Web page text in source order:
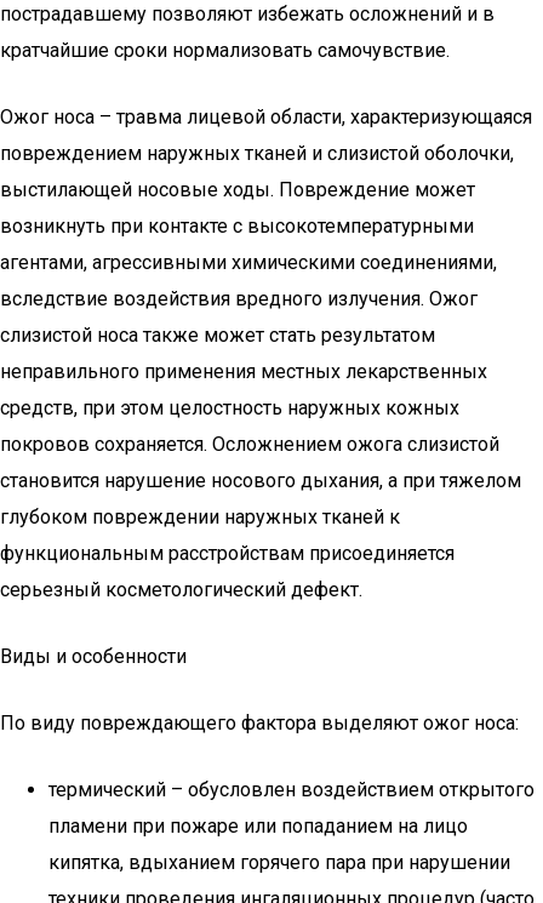
пострадавшему позволяют избежать осложнений и в
кратчайшие сроки нормализовать самочувствие.
Ожог носа – травма лицевой области, характеризующаяся
повреждением наружных тканей и слизистой оболочки,
выстилающей носовые ходы. Повреждение может
возникнуть при контакте с высокотемпературными
агентами, агрессивными химическими соединениями,
вследствие воздействия вредного излучения. Ожог
слизистой носа также может стать результатом
неправильного применения местных лекарственных
средств, при этом целостность наружных кожных
покровов сохраняется. Осложнением ожога слизистой
становится нарушение носового дыхания, а при тяжелом
глубоком повреждении наружных тканей к
функциональным расстройствам присоединяется
серьезный косметологический дефект.
Виды и особенности
По виду повреждающего фактора выделяют ожог носа:
термический – обусловлен воздействием открытого
пламени при пожаре или попаданием на лицо
кипятка, вдыханием горячего пара при нарушении